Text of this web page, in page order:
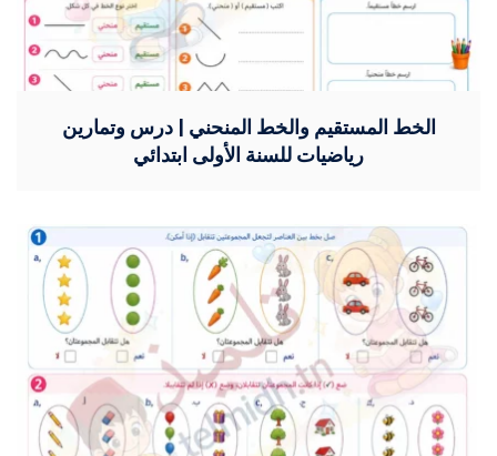
الخط المستقيم والخط المنحني | درس وتمارين
رياضيات للسنة الأولى ابتدائي